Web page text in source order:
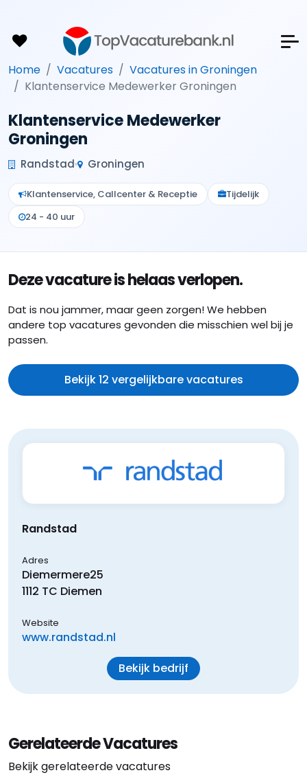
Home Vacatures
Vacatures in Groningen
Klantenservice Medewerker Groningen
Klantenservice Medewerker
Groningen
Randstad Groningen
Klantenservice, Callcenter & Receptie
Tijdelijk
24 - 40 uur
Deze vacature is helaas verlopen.
Dat is nou jammer, maar geen zorgen! We hebben
andere top vacatures gevonden die misschien wel bij je
passen.
Bekijk 12 vergelijkbare vacatures
Randstad
Adres
Diemermere25
1112 TC Diemen
Website
www.randstad.nl
Bekijk bedrijf
Gerelateerde Vacatures
Bekijk gerelateerde vacatures